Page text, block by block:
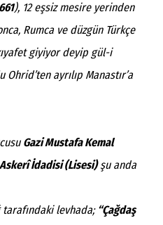
), 12 eşsiz mesire yerinden
Rumca ve düzgün Türkçe
giyiyor deyip gül-i
ayrılıp Manastır’a
Gazi Mustafa Kemal
İdadisi (Lisesi)şu anda
levhada; “Çağdaş